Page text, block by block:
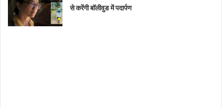
से करेंगी बॉलीवुड में पदार्पण